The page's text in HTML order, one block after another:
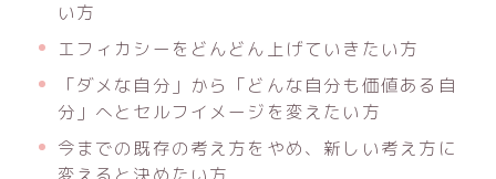
い方
エフィカシーをどんどん上げていきたい方
「ダメな自分」から「どんな自分も価値ある自
分」へとセルフイメージを変えたい方
今までの既存の考え方をやめ、新しい考え方に